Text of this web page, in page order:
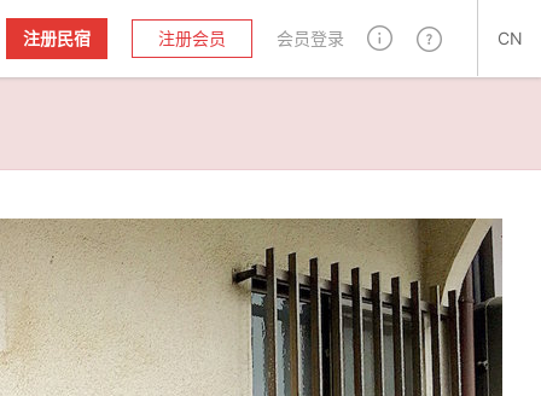
注册民宿 注册会员 会员登录 CN